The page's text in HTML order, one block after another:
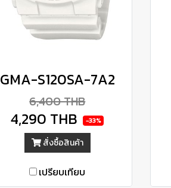
GMA-S120SA-7A2
6,400 THB
4,290 THB -33%
สั่งซื้อสินค้า
เปรียบเทียบ